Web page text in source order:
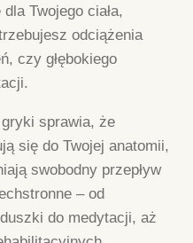
Twojego ciała,
odciążenia
czy głębokiego
gryki sprawia, że
się do Twojej anatomii,
swobodny przepływ
– od
do medytacji, aż